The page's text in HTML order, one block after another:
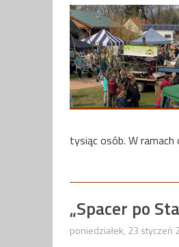
tysiąc osób. W
„Spacer po
poniedziałek, 23 styczeń